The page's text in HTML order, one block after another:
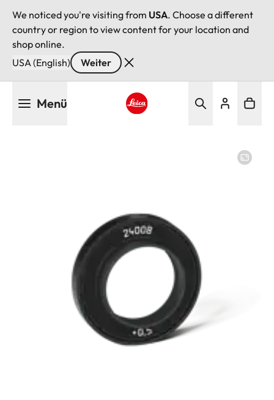
We noticed you're visiting from USA. Choose a different
country or region to view content for your location and
shop online.
USA (English)
Weiter
Menü